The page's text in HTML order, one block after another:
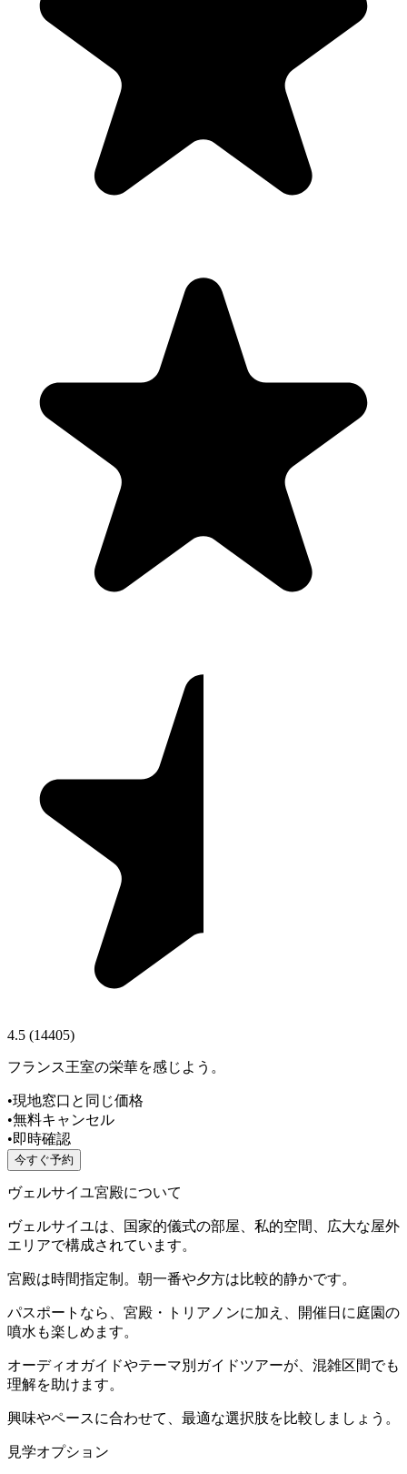
4.5 (14405)
フランス王室の栄華を感じよう。
•現地窓口と同じ価格
•無料キャンセル
•即時確認
今すぐ予約
ヴェルサイユ宮殿について
ヴェルサイユは、国家的儀式の部屋、私的空間、広大な屋外
エリアで構成されています。
宮殿は時間指定制。朝一番や夕方は比較的静かです。
パスポートなら、宮殿・トリアノンに加え、開催日に庭園の
噴水も楽しめます。
オーディオガイドやテーマ別ガイドツアーが、混雑区間でも
理解を助けます。
興味やペースに合わせて、最適な選択肢を比較しましょう。
見学オプション